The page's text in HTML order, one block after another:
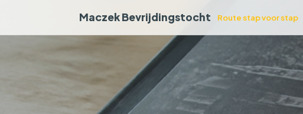
Maczek Bevrijdingstocht Route stap voor stap